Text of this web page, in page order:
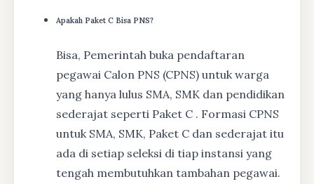
Apakah Paket C Bisa PNS?
Bisa, Pemerintah buka pendaftaran
pegawai Calon PNS (CPNS) untuk warga
yang hanya lulus SMA, SMK dan pendidikan
sederajat seperti Paket C . Formasi CPNS
untuk SMA, SMK, Paket C dan sederajat itu
ada di setiap seleksi di tiap instansi yang
tengah membutuhkan tambahan pegawai.